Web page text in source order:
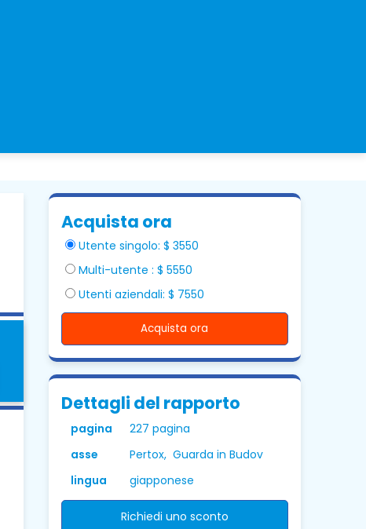
Acquista ora
Utente singolo: $ 3550
Multi-utente : $ 5550
Utenti aziendali: $ 7550
Acquista ora
Dettagli del rapporto
pagina
227 pagina
asse
Pertox, Guarda in Budov
lingua
giapponese
Richiedi uno sconto